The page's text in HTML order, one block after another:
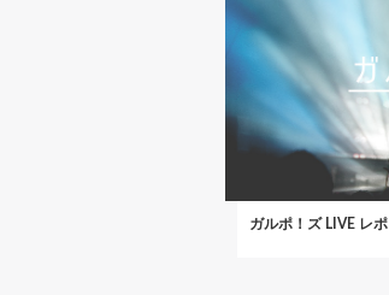
ガルポ！ズ LIVE レポ